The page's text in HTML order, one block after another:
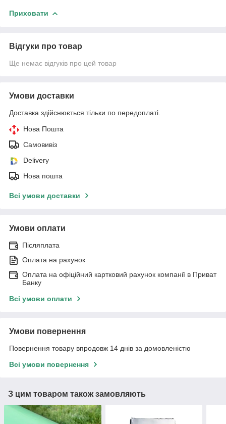
Приховати
Відгуки про товар
Ще немає відгуків про цей товар
Умови доставки
Доставка здійснюється тільки по передоплаті.
Нова Пошта
Самовивіз
Delivery
Нова пошта
Всі умови доставки
Умови оплати
Післяплата
Оплата на рахунок
Оплата на офіційний картковий рахунок компанії в Приват
Банку
Всі умови оплати
Умови повернення
Повернення товару впродовж 14 днів за домовленістю
Всі умови повернення
З цим товаром також замовляють